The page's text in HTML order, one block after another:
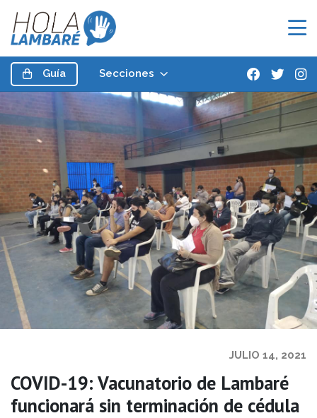
Guía Secciones
JULIO 14, 2021
COVID-19: Vacunatorio de Lambaré
funcionará sin terminación de cédula